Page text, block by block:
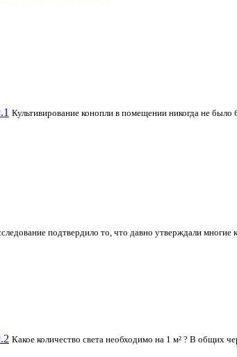
Культивирование конопли в помещении никогда не
подтвердило то, что давно утверждали
Какое количество света необходимо на 1 м² ? В общих